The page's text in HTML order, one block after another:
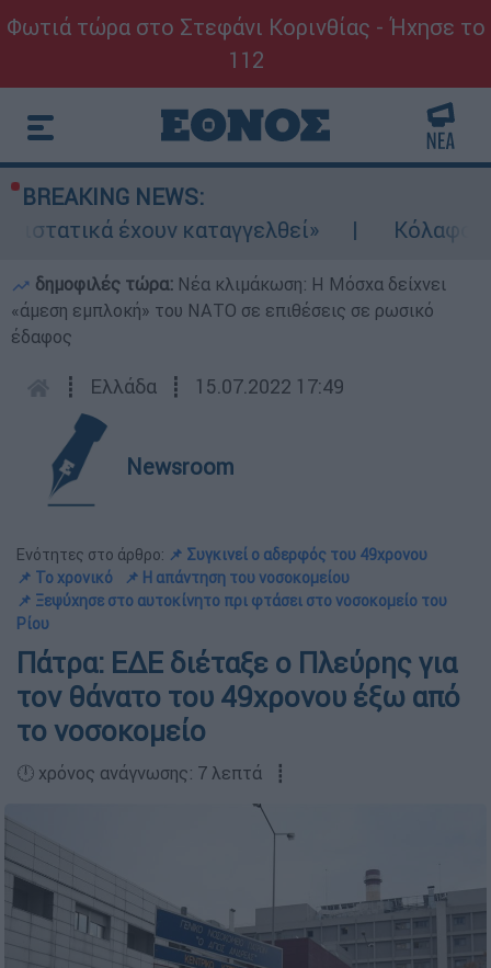
Φωτιά τώρα στο Στεφάνι Κορινθίας - Ήχησε το
112
BREAKING NEWS:
έχουν καταγγελθεί»
Κόλαφος ΟΟΣΑ:
δημοφιλές τώρα: Νέα κλιμάκωση: Η Μόσχα δείχνει
«άμεση εμπλοκή» του ΝΑΤΟ σε επιθέσεις σε ρωσικό
έδαφος
┋ Ελλάδα ┋ 15.07.2022 17:49
Newsroom
Ενότητες στο άρθρο: 📌 Συγκινεί ο αδερφός του 49χρονου
📌 Το χρονικό
📌 Η απάντηση του νοσοκομείου
📌 Ξεψύχησε στο αυτοκίνητο πρι φτάσει στο νοσοκομείο του
Ρίου
Πάτρα: ΕΔΕ διέταξε ο Πλεύρης για
τον θάνατο του 49χρονου έξω από
το νοσοκομείο
🕛 χρόνος ανάγνωσης: 7 λεπτά ┋